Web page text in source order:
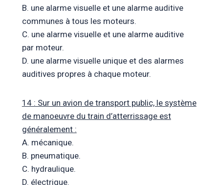
B. une alarme visuelle et une alarme auditive
communes à tous les moteurs.
C. une alarme visuelle et une alarme auditive
par moteur.
D. une alarme visuelle unique et des alarmes
auditives propres à chaque moteur.
14 : Sur un avion de transport public, le système
de manoeuvre du train d’atterrissage est
généralement :
A. mécanique.
B. pneumatique.
C. hydraulique.
D. électrique.